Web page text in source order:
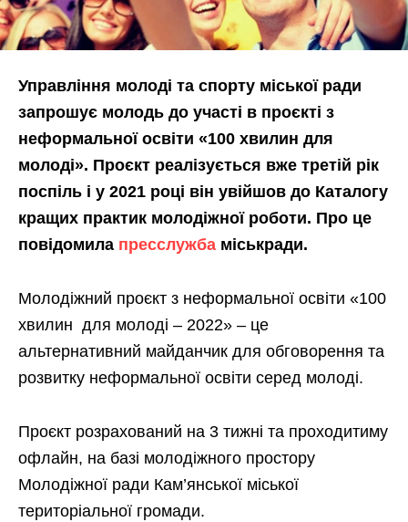
Управління молоді та спорту міської ради
запрошує молодь до участі в проєкті з
неформальної освіти «100 хвилин для
молоді». Проєкт реалізується вже третій рік
поспіль і у 2021 році він увійшов до Каталогу
кращих практик молодіжної роботи. Про це
повідомила пресслужба міськради.
Молодіжний проєкт з неформальної освіти «100
хвилин для молоді – 2022» – це
альтернативний майданчик для обговорення та
розвитку неформальної освіти серед молоді.
Проєкт розрахований на 3 тижні та проходитиму
офлайн, на базі молодіжного простору
Молодіжної ради Кам’янської міської
територіальної громади.